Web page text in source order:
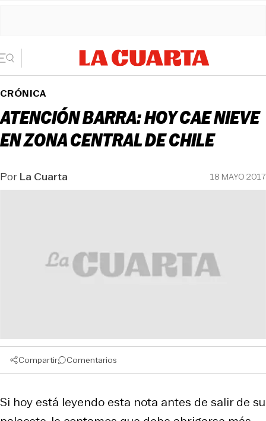
CRÓNICA
ATENCIÓN BARRA: HOY CAE NIEVE
EN ZONA CENTRAL DE CHILE
PorLa Cuarta 18 MAYO 2017
Compartir Comentarios
Si hoy está leyendo esta nota antes de salir de su